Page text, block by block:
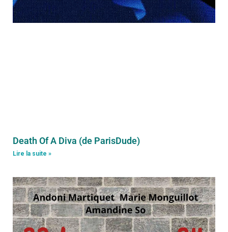
Death Of A Diva (de ParisDude)
Lire la suite »